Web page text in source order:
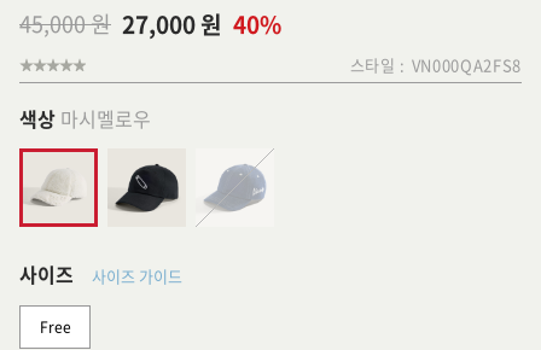
45,000 원 27,000 원 40%
스타일 : VN000QA2FS8
색상 마시멜로우
사이즈 사이즈 가이드
Free